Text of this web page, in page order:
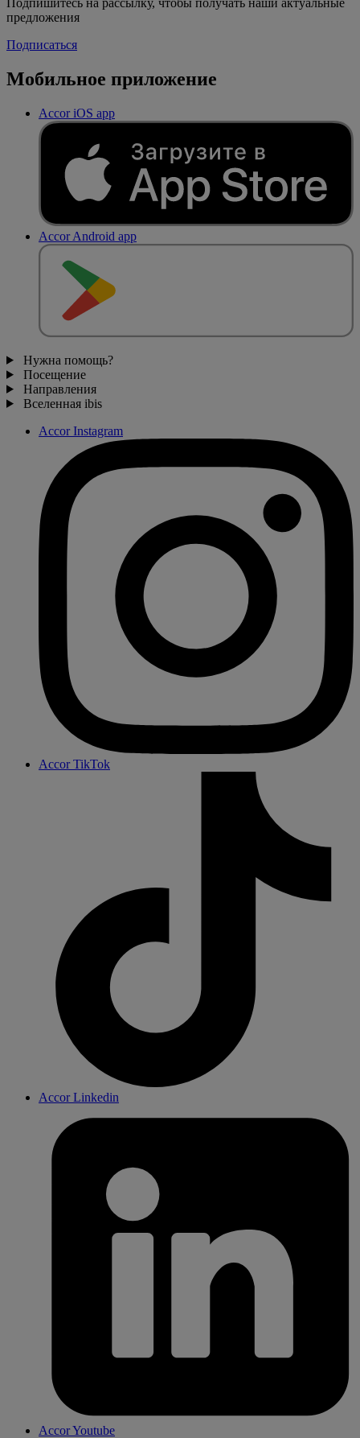
Подпишитесь на рассылку, чтобы получать наши актуальные
предложения
Подписаться
Мобильное приложение
Accor iOS app
Accor Android app
Нужна помощь?
Посещение
Направления
Вселенная ibis
Accor Instagram
Accor TikTok
Accor Linkedin
Accor Youtube